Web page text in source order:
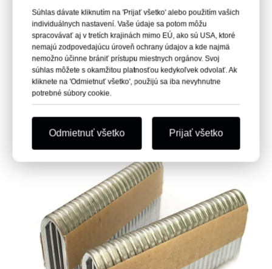
Súhlas dávate kliknutím na 'Prijať všetko' alebo použitím vašich
individuálnych nastavení. Vaše údaje sa potom môžu
spracovávať aj v tretích krajinách mimo EÚ, ako sú USA, ktoré
nemajú zodpovedajúcu úroveň ochrany údajov a kde najmä
nemožno účinne brániť prístupu miestnych orgánov. Svoj
súhlas môžete s okamžitou platnosťou kedykoľvek odvolať. Ak
kliknete na 'Odmietnuť všetko', použijú sa iba nevyhnutne
potrebné súbory cookie.
Odmietnuť všetko Prijať všetko